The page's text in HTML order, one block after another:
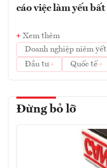
cáo việc làm yếu
Xem thêm
Doanh nghiệp niêm yết
Đầu tư
Quốc tế
Đừng bỏ lỡ